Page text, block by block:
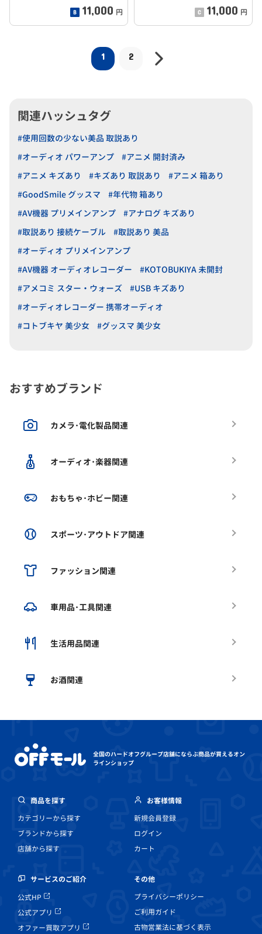
11,000 円 11,000 円
1 2
関連ハッシュタグ
#使用回数の少ない美品 取説あり
#オーディオ パワーアンプ
#アニメ 開封済み
#アニメ キズあり
#キズあり 取説あり
#アニメ 箱あり
#GoodSmile グッスマ
#年代物 箱あり
#AV機器 プリメインアンプ
#アナログ キズあり
#取説あり 接続ケーブル
#取説あり 美品
#オーディオ プリメインアンプ
#AV機器 オーディオレコーダー
#KOTOBUKIYA 未開封
#アメコミ スター・ウォーズ
#USB キズあり
#オーディオレコーダー 携帯オーディオ
#コトブキヤ 美少女
#グッスマ 美少女
おすすめブランド
カメラ･電化製品関連
オーディオ･楽器関連
おもちゃ･ホビー関連
スポーツ･アウトドア関連
ファッション関連
車用品･工具関連
生活用品関連
お酒関連
全国のハードオフグループ店舗にならぶ商品が買えるオン
ラインショップ
商品を探す
カテゴリーから探す
ブランドから探す
店舗から探す
お客様情報
新規会員登録
ログイン
カート
サービスのご紹介
公式HP
公式アプリ
オファー買取アプリ
その他
プライバシーポリシー
ご利用ガイド
古物営業法に基づく表示